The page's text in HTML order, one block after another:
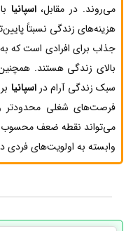
می‌روند. در مقابل،اسپانیا
هزینه‌های زندگی نسبتاً
جذاب برای افرادی است که
بالای زندگی هستند.
سبک زندگی آرام دراسپانیا
فرصت‌های شغلی محدودتر
می‌تواند نقطه ضعف محسوب
وابسته به اولویت‌های فردی